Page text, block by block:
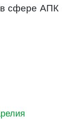
в сфере АПК